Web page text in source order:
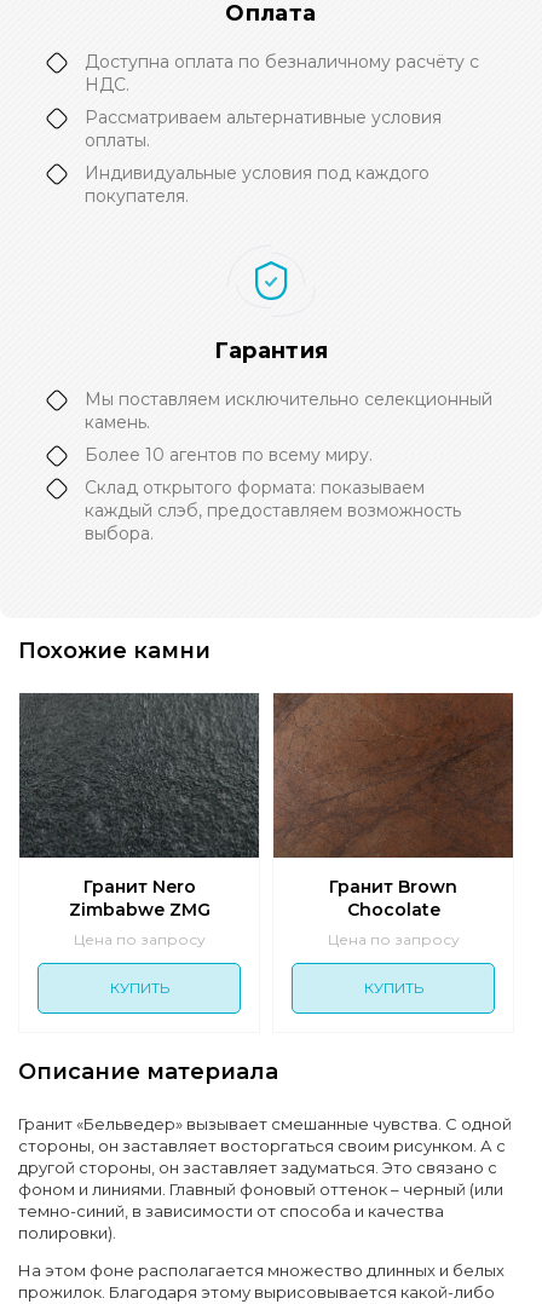
Оплата
Доступна оплата по безналичному расчёту с
НДС.
Рассматриваем альтернативные условия
оплаты.
Индивидуальные условия под каждого
покупателя.
Гарантия
Мы поставляем исключительно селекционный
камень.
Более 10 агентов по всему миру.
Склад открытого формата: показываем
каждый слэб, предоставляем возможность
выбора.
Похожие камни
Гранит Nero
Zimbabwe ZMG
Цена по запросу
КУПИТЬ
Гранит Brown
Chocolate
Цена по запросу
КУПИТЬ
Описание материала
Гранит «Бельведер» вызывает смешанные чувства. С одной
стороны, он заставляет восторгаться своим рисунком. А с
другой стороны, он заставляет задуматься. Это связано с
фоном и линиями. Главный фоновый оттенок – черный (или
темно-синий, в зависимости от способа и качества
полировки).
На этом фоне располагается множество длинных и белых
прожилок. Благодаря этому вырисовывается какой-либо